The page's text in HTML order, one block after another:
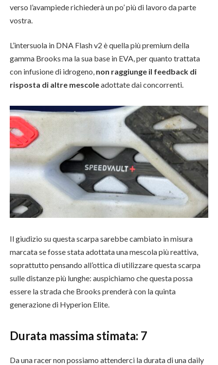
verso l’avampiede richiederà un po’ più di lavoro da parte
vostra.
L’intersuola in DNA Flash v2 è quella più premium della
gamma Brooks ma la sua base in EVA, per quanto trattata
con infusione di idrogeno, non raggiunge il feedback di
risposta di altre mescoleadottate dai concorrenti.
Il giudizio su questa scarpa sarebbe cambiato in misura
marcata se fosse stata adottata una mescola più reattiva,
soprattutto pensando all’ottica di utilizzare questa scarpa
sulle distanze più lunghe: auspichiamo che questa possa
essere la strada che Brooks prenderà con la quinta
generazione di Hyperion Elite.
Durata massima stimata: 7
Da una racer non possiamo attenderci la durata di una daily